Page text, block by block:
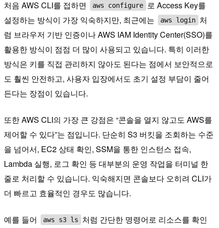
처음 AWS CLI를 접하면 aws configure 로 Access Key를
설정하는 방식이 가장 익숙하지만, 최근에는
aws login 처
럼 브라우저 기반 인증이나 AWS IAM Identity Center(SSO)를
활용한 방식이 점점 더 많이 사용되고 있습니다. 특히 이러한
방식은 키를 직접 관리하지 않아도 된다는 점에서 보안적으로
도 훨씬 안전하고, 사용자 입장에서도 초기 설정 부담이 줄어
든다는 장점이 있습니다.
또한 AWS CLI의 가장 큰 강점은 “콘솔을 열지 않고도 AWS를
제어할 수 있다”는 점입니다. 단순히 S3 버킷을 조회하는 수준
을 넘어서, EC2 상태 확인, SSM을 통한 인스턴스 접속,
Lambda 실행, 로그 확인 등 대부분의 운영 작업을 터미널 한
줄로 처리할 수 있습니다. 익숙해지면 콘솔보다 오히려 CLI가
더 빠르고 효율적인 경우도 많습니다.
예를 들어 aws s3 ls
처럼 간단한 명령어로 리소스를 확인